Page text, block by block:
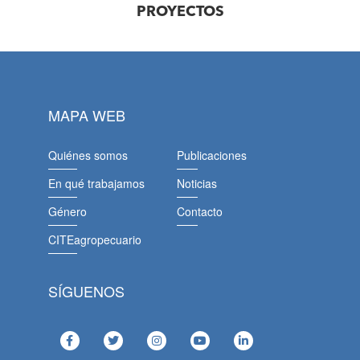
PROYECTOS
MAPA WEB
Quiénes somos
En qué trabajamos
Género
CITEagropecuario
Publicaciones
Noticias
Contacto
SÍGUENOS